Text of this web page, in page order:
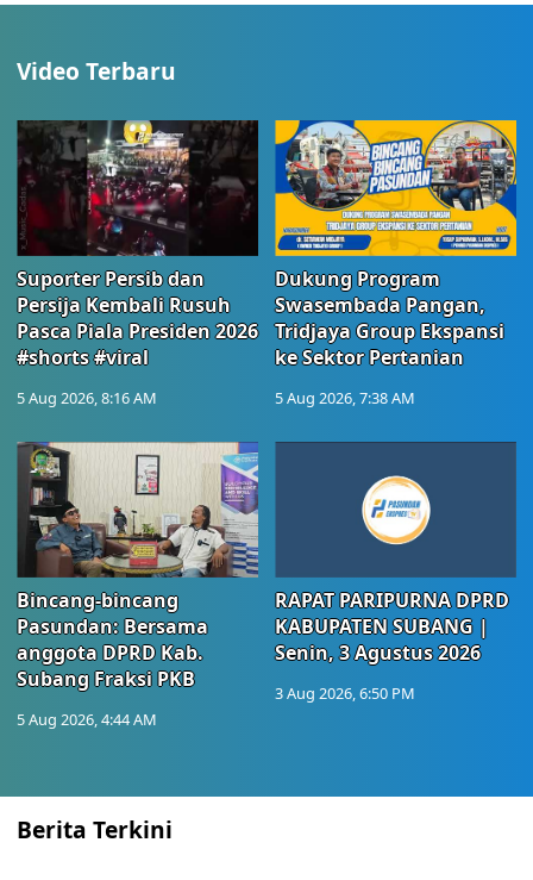
Video Terbaru
Suporter Persib dan
Persija Kembali Rusuh
Pasca Piala Presiden 2026
#shorts #viral
5 Aug 2026, 8:16 AM
Dukung Program
Swasembada Pangan,
Tridjaya Group Ekspansi
ke Sektor Pertanian
5 Aug 2026, 7:38 AM
Bincang-bincang
Pasundan: Bersama
anggota DPRD Kab.
Subang Fraksi PKB
5 Aug 2026, 4:44 AM
RAPAT PARIPURNA DPRD
KABUPATEN SUBANG |
Senin, 3 Agustus 2026
3 Aug 2026, 6:50 PM
Berita Terkini